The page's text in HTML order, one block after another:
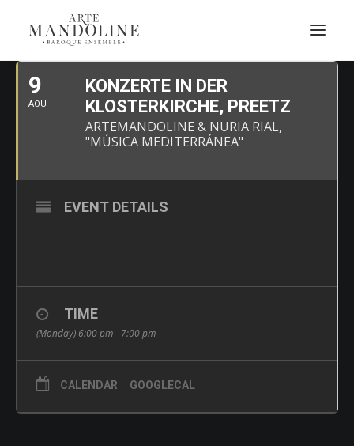
AOÛT, 2021
9
AOU
KONZERTE IN DER
KLOSTERKIRCHE, PREETZ
ARTEMANDOLINE & NURIA RIAL,
"MÚSICA MEDITERRÁNEA"
EVENT DETAILS
TIME
(Monday) 6:00 pm - 7:00 pm
CALENDAR GOOGLECAL